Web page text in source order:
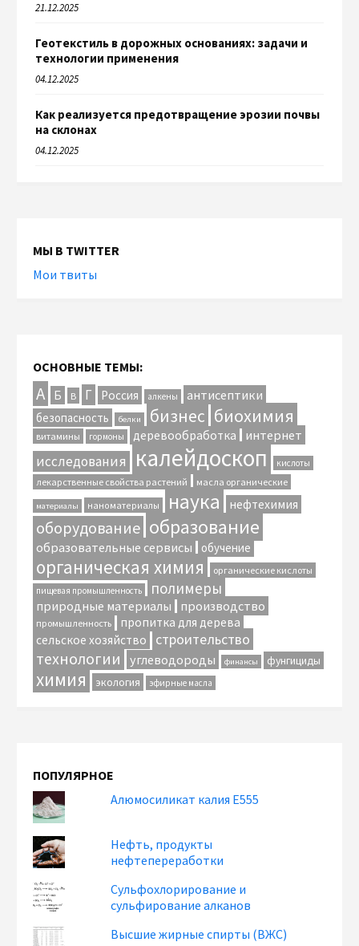
21.12.2025
Геотекстиль в дорожных основаниях: задачи и
технологии применения
04.12.2025
Как реализуется предотвращение эрозии почвы
на склонах
04.12.2025
МЫ В TWITTER
Мои твиты
ОСНОВНЫЕ ТЕМЫ:
А Б В Г Россия алкены антисептики
безопасность белки бизнес биохимия
витамины гормоны деревообработка интернет
исследования калейдоскоп кислоты
лекарственные свойства растений масла органические
материалы наноматериалы наука нефтехимия
оборудование образование
образовательные сервисы обучение
органическая химия органические кислоты
пищевая промышленность полимеры
природные материалы производство
промышленность
пропитка для дерева
сельское хозяйство
строительство
технологии углеводороды финансы фунгициды
химия экология эфирные масла
ПОПУЛЯРНОЕ
Алюмосиликат калия Е555
Нефть, продукты
нефтепереработки
Сульфохлорирование и
сульфирование алканов
Высшие жирные спирты (ВЖС)